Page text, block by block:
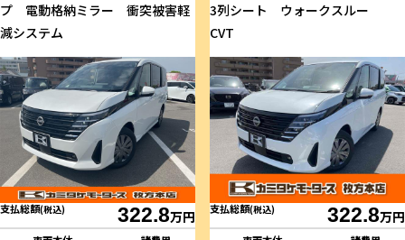
プ 電動格納ミラー 衝突被害軽
減システム
支払総額(税込) 322.8万円
3列シート ウォークスルー
CVT
支払総額(税込) 322.8万円